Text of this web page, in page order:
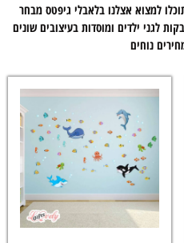
למצוא אצלנו בלאבלי גיפטס מבחר
לגני ילדים ומוסדות בעיצובים שונים
נוחים